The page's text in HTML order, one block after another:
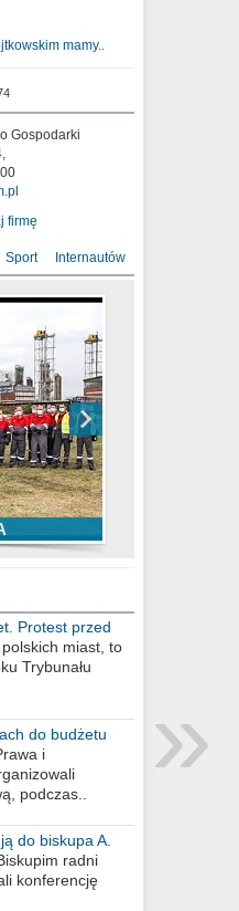
mamy..
Gospodarki
firmę
Sport Internautów
w BCL
VIII
Protest przed
miast, to
Trybunału
do budżetu
i
podczas..
do biskupa A.
radni
konferencję
»